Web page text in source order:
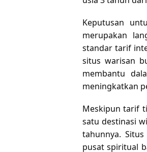
Keputusan
merupakan
standar tarif
situs warisan
membantu
meningkatkan
Meskipun tarif
satu destinasi
tahunnya.
pusat spiritual